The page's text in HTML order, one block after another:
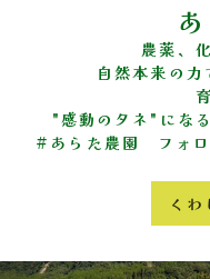
農薬、
自然本来の力
"感動のタネ"にな
#あらた農園 フォロ
くわ